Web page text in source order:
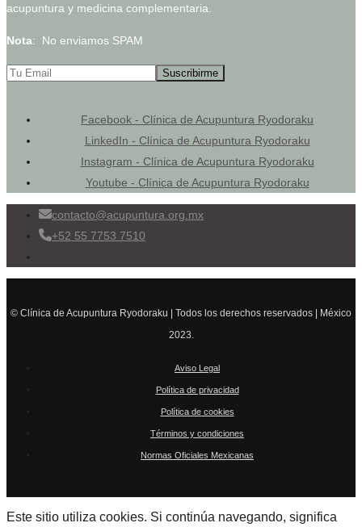
acupuntura y medicina complementaria.
Nota: No enviamos SPAM
Facebook - Clínica de Acupuntura Ryodoraku
LinkedIn - Clínica de Acupuntura Ryodoraku
Instagram - Clínica de Acupuntura Ryodoraku
Youtube - Clínica de Acupuntura Ryodoraku
contacto@acupuntura.org.mx
+52 55 7753 7510
© Clínica de Acupuntura Ryodoraku | Todos los derechos reservados | México
2023.
Aviso Legal
Política de privacidad
Política de cookies
Términos y condiciones
Normas Oficiales Mexicanas
Este sitio utiliza cookies. Si continúa navegando, significa